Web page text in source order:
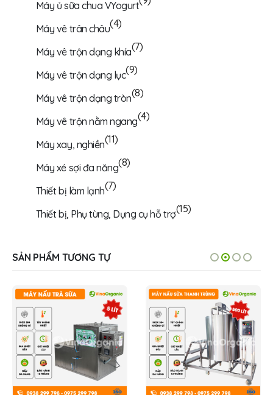
Máy ủ sữa chua VYogurt
Máy vê trân châu(4)
Máy vê trộn dạng khía(7)
Máy vê trộn dạng lục(9)
Máy vê trộn dạng tròn(8)
Máy vê trộn nằm ngang(4)
Máy xay, nghiền(11)
Máy xé sợi đa năng(8)
Thiết bị làm lạnh(7)
Thiết bị, Phụ tùng, Dụng cụ hỗ trợ(15)
SẢN PHẨM TƯƠNG TỰ